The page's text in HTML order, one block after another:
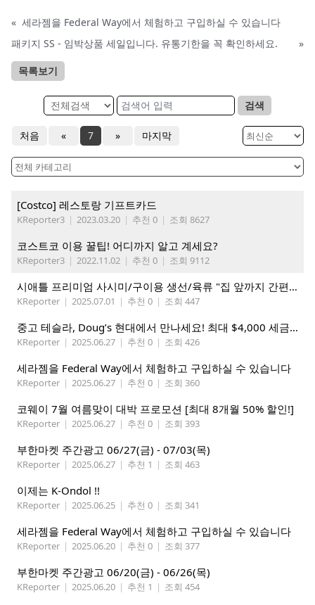
« 세라젬을 Federal Way에서 체험하고 구입하실 수 있습니다
패키지 SS - 임박상품 세일입니다. 유통기한을 꼭 확인하세요.
»
목록보기
검색
처음 « 7 » 마지막
[Costco] 레스토랑 기프트카드
KReporter3 | 2023.03.20 | 추천 0 | 조회 8627
코스트코 이용 꿀팁! 어디까지 알고 계세요?
KReporter3 | 2022.11.02 | 추천 0 | 조회 9112
시애틀 프리미엄 사시미/구이용 생선/육류 "집 앞까지 간편하게" – 영오션닷컴
KReporter | 2025.07.01 | 추천 0 | 조회 447
중고 테슬라, Doug’s 현대에서 만나세요! 최대 $4,000 세금 혜택까지!
KReporter | 2025.06.27 | 추천 0 | 조회 426
세라젬을 Federal Way에서 체험하고 구입하실 수 있습니다
KReporter | 2025.06.27 | 추천 0 | 조회 360
코웨이 7월 여름맞이 대박 프로모션 [최대 8개월 50% 할인!]
KReporter | 2025.06.27 | 추천 0 | 조회 393
부한마켓 주간광고 06/27(금) - 07/03(목)
KReporter | 2025.06.27 | 추천 1 | 조회 463
이제는 K-Ondol !!
KReporter | 2025.06.25 | 추천 0 | 조회 341
세라젬을 Federal Way에서 체험하고 구입하실 수 있습니다
KReporter | 2025.06.20 | 추천 0 | 조회 377
부한마켓 주간광고 06/20(금) - 06/26(목)
KReporter | 2025.06.20 | 추천 1 | 조회 454